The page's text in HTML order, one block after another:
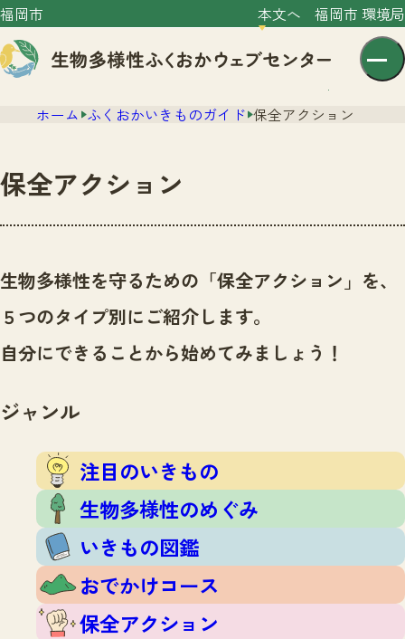
福岡市 本文へ 福岡市 環境局
センター紹介
センター紹介TOP
サイトポリシー
ニュース
ニュースTOP
市の取組み
いきものガイド
注目のいきもの
いきもの図鑑
おでかけコース
保全アクション
調査レポート
調査レポートTOP
調査結果
ふくおかいきものマップ
マッチング
マッチングTOP
掲載申し込みフォーム
お問合せ
ホーム ふくおかいきものガイド 保全アクション
保全アクション
生物多様性を守るための「保全アクション」を、
５つのタイプ別にご紹介します。
自分にできることから始めてみましょう！
ジャンル
注目のいきもの
生物多様性のめぐみ
いきもの図鑑
おでかけコース
保全アクション